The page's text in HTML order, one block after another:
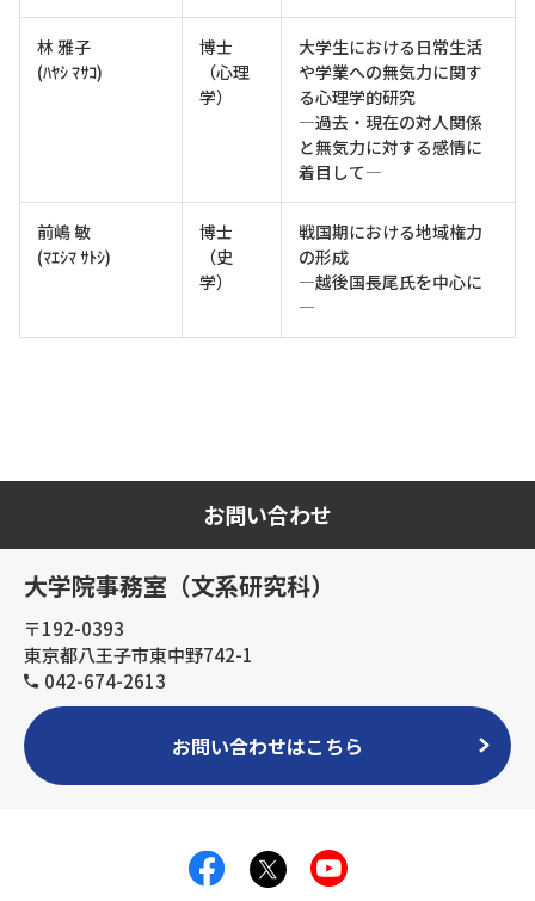
林 雅子
(ﾊﾔｼ ﾏｻｺ)
博士
（心理
学）
大学生における日常生活
や学業への無気力に関す
る心理学的研究
―過去・現在の対人関係
と無気力に対する感情に
着目して―
前嶋 敏
(ﾏｴｼﾏ ｻﾄｼ)
博士
（史
学）
戦国期における地域権力
の形成
―越後国長尾氏を中心に
―
お問い合わせ
大学院事務室（文系研究科）
〒192-0393
東京都八王子市東中野742-1
042-674-2613
お問い合わせはこちら